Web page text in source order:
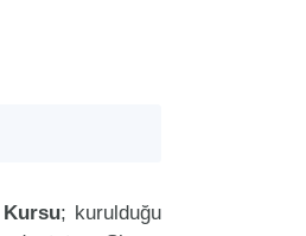
; kurulduğu